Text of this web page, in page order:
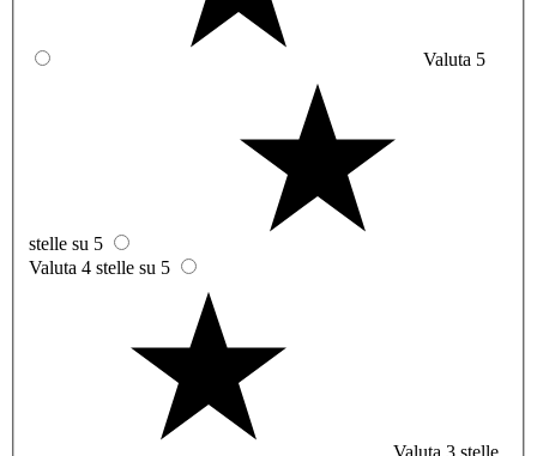
Valuta 5
stelle su 5
Valuta 4 stelle su 5
Valuta 3 stelle